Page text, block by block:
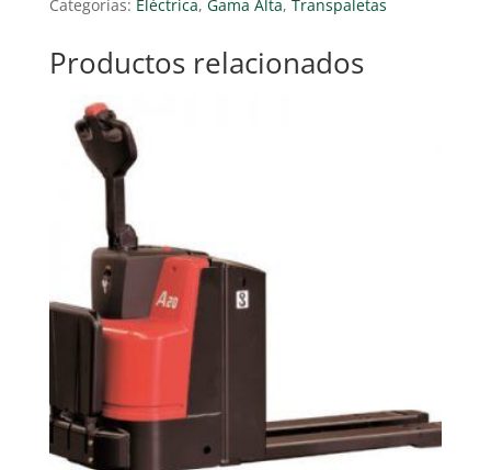
Categorías: Eléctrica, Gama Alta, Transpaletas
Productos relacionados